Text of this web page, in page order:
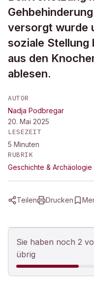
versorgt wurde
soziale Stellung
aus den
ablesen.
AUTOR
Nadja Podbregar
20. Mai 2025
LESEZEIT
5 Minuten
RUBRIK
Geschichte & Archäologie
Teilen Drucken
Sie haben noch 2
übrig